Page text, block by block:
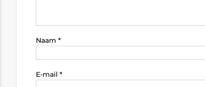
Naam *
E-mail *